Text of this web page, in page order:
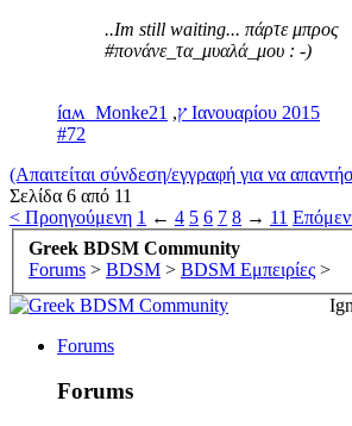
..Im still waiting... πάρτε μπρος
#πονάνε_τα_μυαλά_μου : -)
íɑʍ_Monkeץ, 21 Ιανουαρίου 2015
#72
(Απαιτείται σύνδεση/εγγραφή για να
Σελίδα 6 από 11
< Προηγούμενη 1 ← 4 5 6 7 8 → 11
Greek BDSM Community
Forums > BDSM > BDSM Εμπειρίες >
Forums
Forums